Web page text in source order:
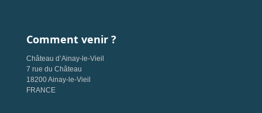
Comment venir ?
Château d’Ainay-le-Vieil
7 rue du Château
18200 Ainay-le-Vieil
FRANCE